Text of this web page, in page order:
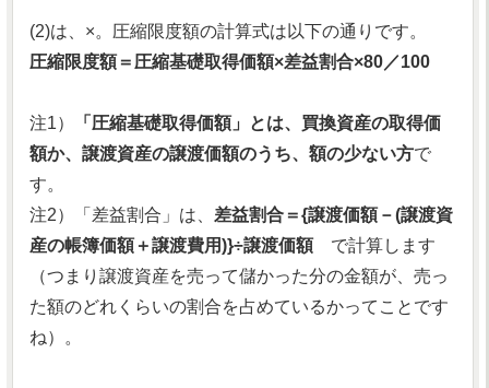
(2)は、×。圧縮限度額の計算式は以下の通りです。
圧縮限度額＝圧縮基礎取得価額×差益割合×80／100
注1）
「圧縮基礎取得価額」とは、買換資産の取得価
額か、譲渡資産の譲渡価額のうち、額の少ない方で
す。
注2）「差益割合」は、 差益割合＝{譲渡価額－(譲渡資
産の帳簿価額＋譲渡費用)}÷譲渡価額で計算します
（つまり譲渡資産を売って儲かった分の金額が、売っ
た額のどれくらいの割合を占めているかってことです
ね）。